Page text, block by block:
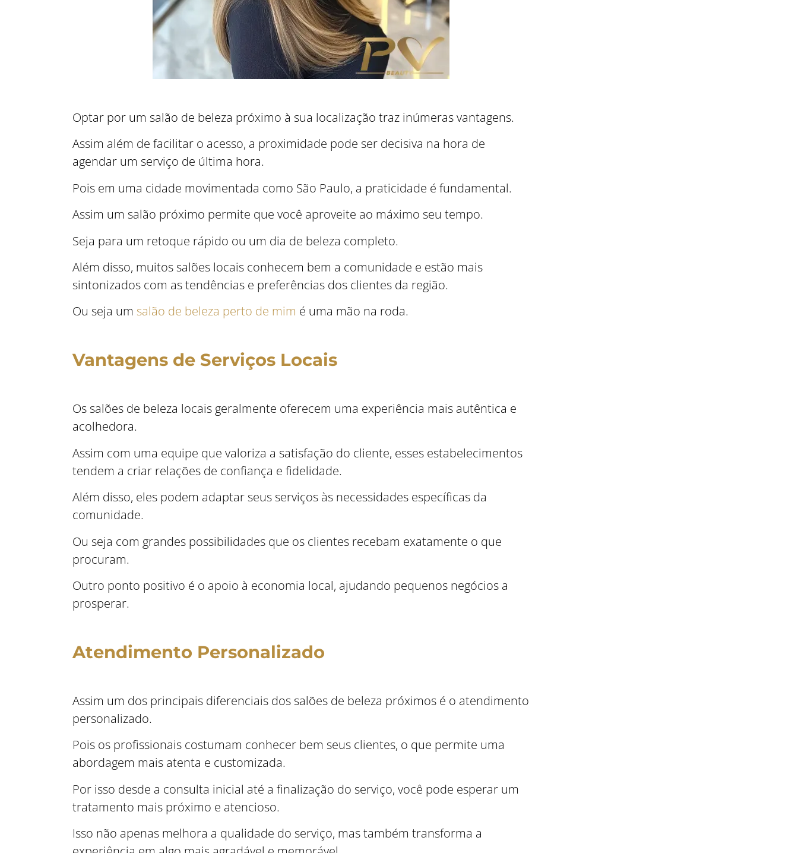
Optar por um salão de beleza próximo à sua localização traz inúmeras vantagens.
Assim além de facilitar o acesso, a proximidade pode ser decisiva na hora de
agendar um serviço de última hora.
Pois em uma cidade movimentada como São Paulo, a praticidade é fundamental.
Assim um salão próximo permite que você aproveite ao máximo seu tempo.
Seja para um retoque rápido ou um dia de beleza completo.
Além disso, muitos salões locais conhecem bem a comunidade e estão mais
sintonizados com as tendências e preferências dos clientes da região.
Ou seja um salão de beleza perto de mim é uma mão na roda.
Vantagens de Serviços Locais
Os salões de beleza locais geralmente oferecem uma experiência mais autêntica e
acolhedora.
Assim com uma equipe que valoriza a satisfação do cliente, esses estabelecimentos
tendem a criar relações de confiança e fidelidade.
Além disso, eles podem adaptar seus serviços às necessidades específicas da
comunidade.
Ou seja com grandes possibilidades que os clientes recebam exatamente o que
procuram.
Outro ponto positivo é o apoio à economia local, ajudando pequenos negócios a
prosperar.
Atendimento Personalizado
Assim um dos principais diferenciais dos salões de beleza próximos é o atendimento
personalizado.
Pois os profissionais costumam conhecer bem seus clientes, o que permite uma
abordagem mais atenta e customizada.
Por isso desde a consulta inicial até a finalização do serviço, você pode esperar um
tratamento mais próximo e atencioso.
Isso não apenas melhora a qualidade do serviço, mas também transforma a